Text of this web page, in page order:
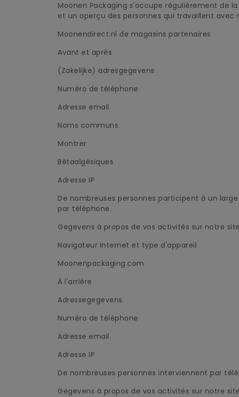
Moonen Packaging s'occupe régulièrement de
et un aperçu des personnes qui travaillent avec
Moonendirect.nl de magasins partenaires
Avant et après
(Zakelijke) adresgegevens
Numéro de téléphone
Adresse email
Noms communs
Montrer
Bêtaalgésiques
Adresse IP
De nombreuses personnes participent à un
par téléphone.
Gegevens à propos de vos activités sur notre
Navigateur Internet et type d'appareil
Moonenpackaging.com
À l'arrière
Adressegegevens
Numéro de téléphone
Adresse email
Adresse IP
De nombreuses personnes interviennent par
Gegevens à propos de vos activités sur notre